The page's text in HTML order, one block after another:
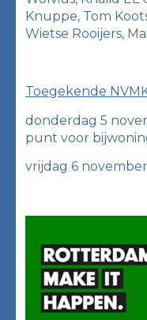
Knuppe, Tom
Wietse Rooijers,
Toegekende
donderdag 5
punt voor
vrijdag 6